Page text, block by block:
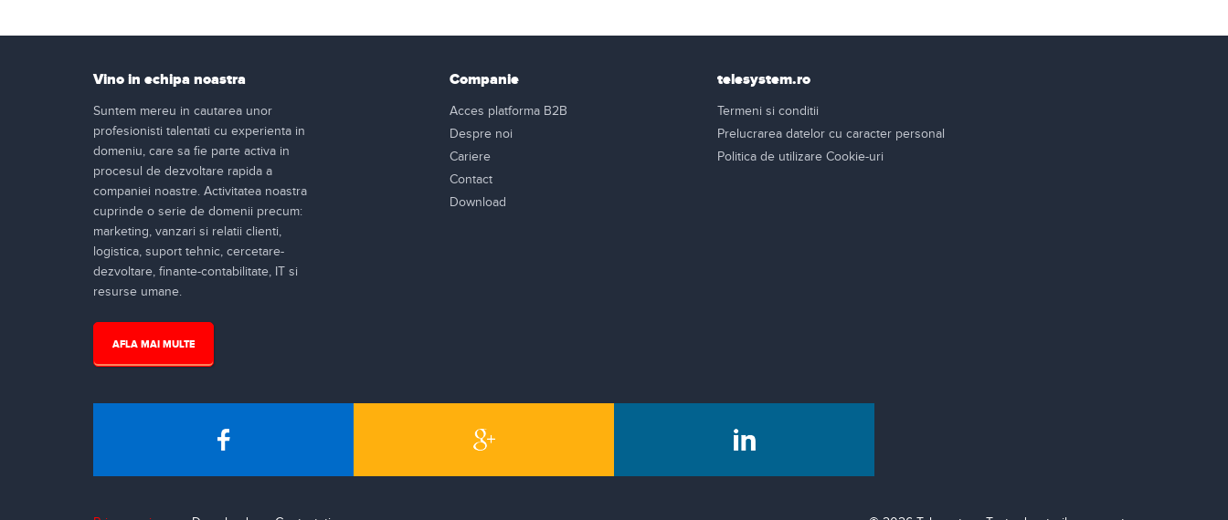
Vino in echipa noastra
Suntem mereu in cautarea unor
profesionisti talentati cu experienta in
domeniu, care sa fie parte activa in
procesul de dezvoltare rapida a
companiei noastre. Activitatea noastra
cuprinde o serie de domenii precum:
marketing, vanzari si relatii clienti,
logistica, suport tehnic, cercetare-
dezvoltare, finante-contabilitate, IT si
resurse umane.
AFLA MAI MULTE
Companie
Acces platforma B2B
Despre noi
Cariere
Contact
Download
telesystem.ro
Termeni si conditii
Prelucrarea datelor cu caracter personal
Politica de utilizare Cookie-uri